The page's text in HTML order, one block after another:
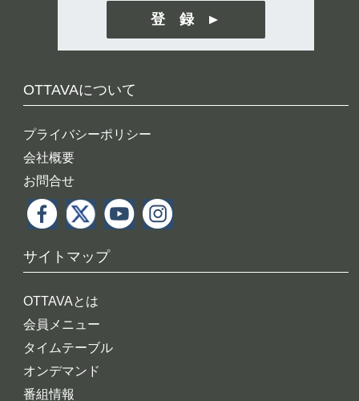
OTTAVAについて
プライバシーポリシー
会社概要
お問合せ
サイトマップ
OTTAVAとは
会員メニュー
タイムテーブル
オンデマンド
番組情報
登 録